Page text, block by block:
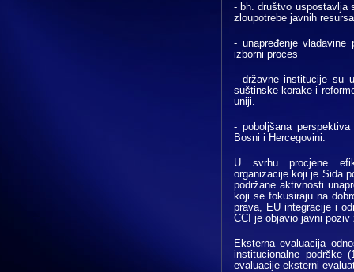
- bh. društvo uspostavlja
zloupotrebe javnih resursa
- unapređenje
izborni proces
- državne institucije su
suštinske korake i
uniji.
- poboljšana
Bosni i Hercegovini.
U svrhu procjene
organizacije koji je Sida
podržane aktivnosti
koji se fokusiraju na
prava, EU integracije i
CCI je objavio javni poziv
Eksterna evaluacija
institucionalne podrške
evaluacije eksterni